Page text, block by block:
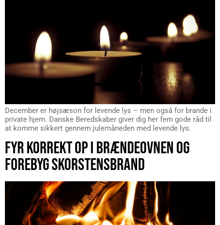
December er højsæson for levende lys – men også for brande i
private hjem. Danske Beredskaber giver dig her fem gode råd til
at komme sikkert gennem julemåneden med levende lys.
FYR KORREKT OP I BRÆNDEOVNEN OG
FOREBYG SKORSTENSBRAND